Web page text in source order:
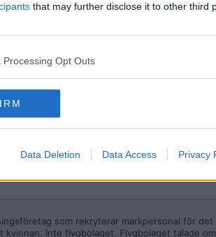
that may further disclose it to other third
Processing Opt Outs
Data Deletion Data Access Privacy
klarlagt. Det kan man naturligtvis ha
provocera fram diskriminering.
huvudbonad, -vill ha pengar.
ut något till någon som inte vill följa sitt
som rekryterar markpersonal för
kvinnan. Inte flygbolaget. Flygbolaget talade